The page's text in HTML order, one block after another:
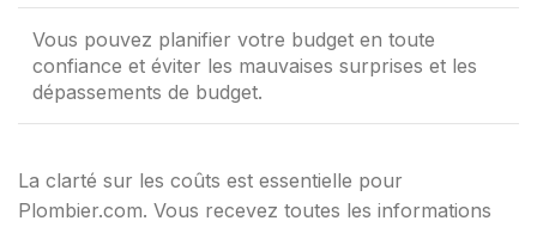
Vous pouvez planifier votre budget en toute
confiance et éviter les mauvaises surprises et les
dépassements de budget.
La clarté sur les coûts est essentielle pour
Plombier.com. Vous recevez toutes les informations